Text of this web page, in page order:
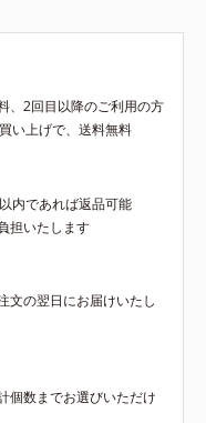
、2回目以降のご利用の方
い上げで、送料無料
内であれば返品可能
担いたします
文の翌日にお届けいたし
個数までお選びいただけ